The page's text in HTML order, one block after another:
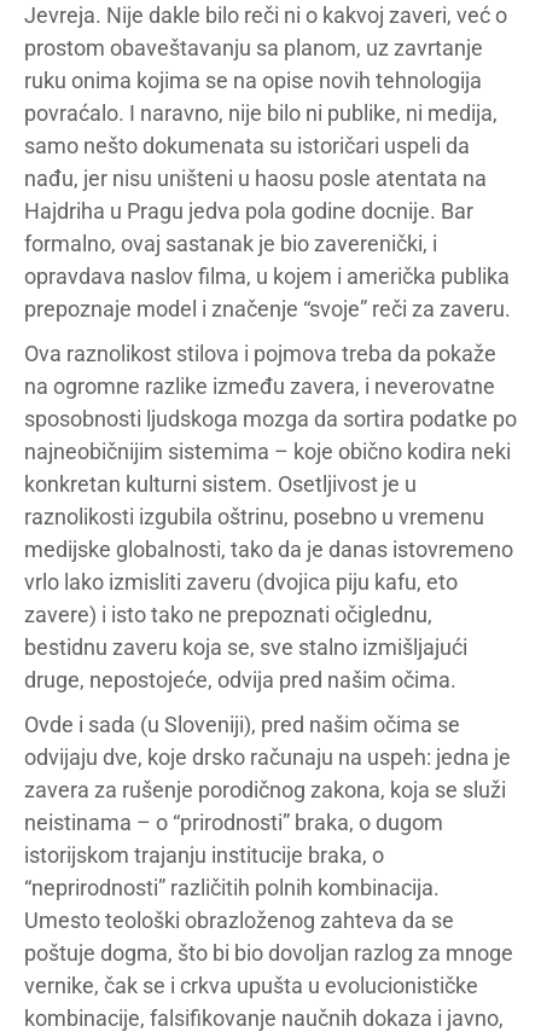
Jevreja. Nije dakle bilo reči ni o kakvoj zaveri, već o
prostom obaveštavanju sa planom, uz zavrtanje
ruku onima kojima se na opise novih tehnologija
povraćalo. I naravno, nije bilo ni publike, ni medija,
samo nešto dokumenata su istoričari uspeli da
nađu, jer nisu uništeni u haosu posle atentata na
Hajdriha u Pragu jedva pola godine docnije. Bar
formalno, ovaj sastanak je bio zaverenički, i
opravdava naslov filma, u kojem i američka publika
prepoznaje model i značenje “svoje” reči za zaveru.
Ova raznolikost stilova i pojmova treba da pokaže
na ogromne razlike između zavera, i neverovatne
sposobnosti ljudskoga mozga da sortira podatke po
najneobičnijim sistemima – koje obično kodira neki
konkretan kulturni sistem. Osetljivost je u
raznolikosti izgubila oštrinu, posebno u vremenu
medijske globalnosti, tako da je danas istovremeno
vrlo lako izmisliti zaveru (dvojica piju kafu, eto
zavere) i isto tako ne prepoznati očiglednu,
bestidnu zaveru koja se, sve stalno izmišljajući
druge, nepostojeće, odvija pred našim očima.
Ovde i sada (u Sloveniji), pred našim očima se
odvijaju dve, koje drsko računaju na uspeh: jedna je
zavera za rušenje porodičnog zakona, koja se služi
neistinama – o “prirodnosti” braka, o dugom
istorijskom trajanju institucije braka, o
“neprirodnosti” različitih polnih kombinacija.
Umesto teološki obrazloženog zahteva da se
poštuje dogma, što bi bio dovoljan razlog za mnoge
vernike, čak se i crkva upušta u evolucionističke
kombinacije, falsifikovanje naučnih dokaza i javno,